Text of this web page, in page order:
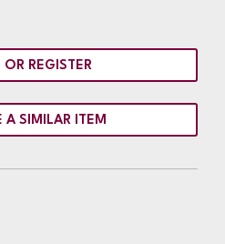
REGISTER
A SIMILAR ITEM